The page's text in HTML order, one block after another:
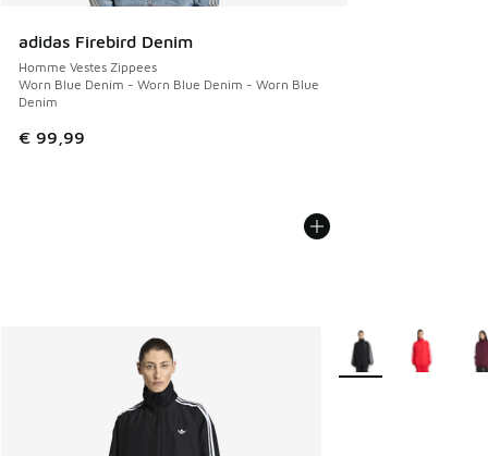
adidas Firebird Denim
Homme Vestes Zippees
Worn Blue Denim - Worn Blue Denim - Worn Blue
Denim
€ 99,99
Plus de couleurs